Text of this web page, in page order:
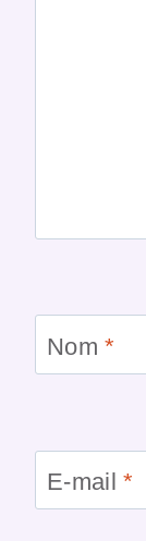
Nom*
E-mail*